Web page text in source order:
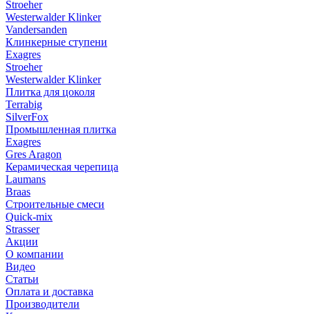
Stroeher
Westerwalder Klinker
Vandersanden
Клинкерные ступени
Exagres
Stroeher
Westerwalder Klinker
Плитка для цоколя
Terrabig
SilverFox
Промышленная плитка
Exagres
Gres Aragon
Керамическая черепица
Laumans
Braas
Строительные смеси
Quick-mix
Strasser
Акции
О компании
Видео
Статьи
Оплата и доставка
Производители